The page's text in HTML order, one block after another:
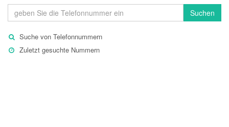
Suchen
Suche von Telefonnummern
Zuletzt gesuchte Nummern